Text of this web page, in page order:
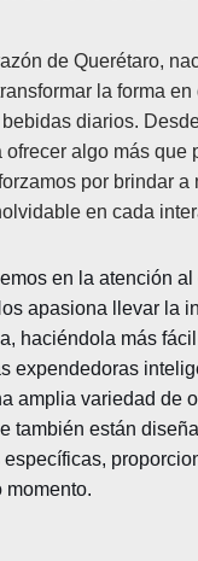
de Querétaro,
la forma
diarios.
ofrecer algo más que
por brindar a
en cada
en la atención
apasiona llevar la
haciéndola más
expendedoras
amplia variedad de
también están
momento.